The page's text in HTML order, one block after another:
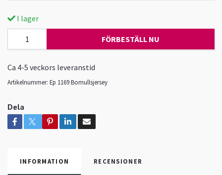
I lager
FÖRBESTÄLL NU
Ca 4-5 veckors leveranstid
Artikelnummer: Ep 1169 Bomullsjersey
Dela
INFORMATION RECENSIONER